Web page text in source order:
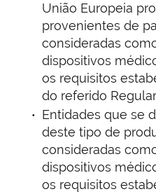
União Europeia
provenientes de
consideradas
dispositivos
os requisitos
do referido
Entidades que se
deste tipo de
consideradas
dispositivos
os requisitos